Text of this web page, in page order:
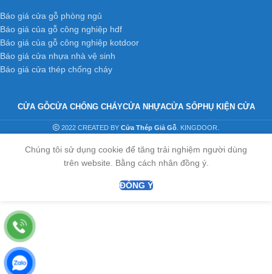
Báo giá cửa gỗ phòng ngủ
Báo giá của gỗ công nghiệp hdf
Báo giá của gỗ công nghiệp kotdoor
Báo giá cửa nhựa nhà vệ sinh
Báo giá cửa thép chống cháy
CỬA GỖCỬA CHỐNG CHÁYCỬA NHỰACỬA SỔPHỤ KIỆN CỬA
2022 CREATED BY Cửa Thép Giả Gỗ. KINGDOOR.
Chúng tôi sử dụng cookie để tăng trải nghiệm người dùng
trên website. Bằng cách nhân đồng ý.
ĐỒNG Ý